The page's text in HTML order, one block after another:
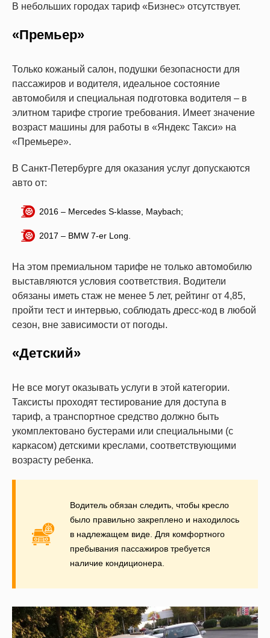
В небольших городах тариф «Бизнес» отсутствует.
«Премьер»
Только кожаный салон, подушки безопасности для
пассажиров и водителя, идеальное состояние
автомобиля и специальная подготовка водителя – в
элитном тарифе строгие требования. Имеет значение
возраст машины для работы в «Яндекс Такси» на
«Премьере».
В Санкт-Петербурге для оказания услуг допускаются
авто от:
2016 – Mercedes S-klasse, Maybach;
2017 – BMW 7-er Long.
На этом премиальном тарифе не только автомобилю
выставляются условия соответствия. Водители
обязаны иметь стаж не менее 5 лет, рейтинг от 4,85,
пройти тест и интервью, соблюдать дресс-код в любой
сезон, вне зависимости от погоды.
«Детский»
Не все могут оказывать услуги в этой категории.
Таксисты проходят тестирование для доступа в
тариф, а транспортное средство должно быть
укомплектовано бустерами или специальными (с
каркасом) детскими креслами, соответствующими
возрасту ребенка.
Водитель обязан следить, чтобы кресло
было правильно закреплено и находилось
в надлежащем виде. Для комфортного
пребывания пассажиров требуется
наличие кондиционера.